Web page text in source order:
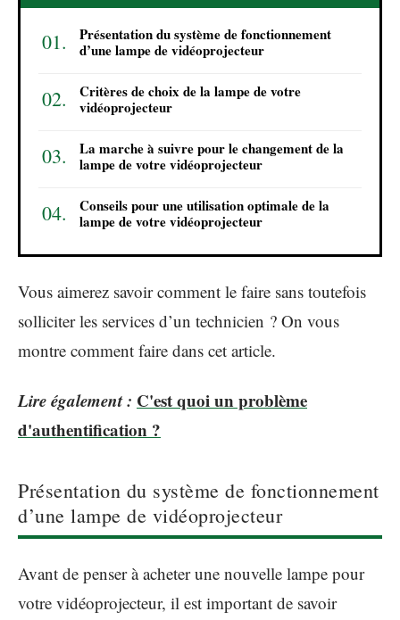
Présentation du système de fonctionnement
d’une lampe de vidéoprojecteur
Critères de choix de la lampe de votre
vidéoprojecteur
La marche à suivre pour le changement de la
lampe de votre vidéoprojecteur
Conseils pour une utilisation optimale de la
lampe de votre vidéoprojecteur
Vous aimerez savoir comment le faire sans toutefois
solliciter les services d’un technicien ? On vous
montre comment faire dans cet article.
Lire également : C'est quoi un problème
d'authentification ?
Présentation du système de fonctionnement
d’une lampe de vidéoprojecteur
Avant de penser à acheter une nouvelle lampe pour
votre vidéoprojecteur, il est important de savoir